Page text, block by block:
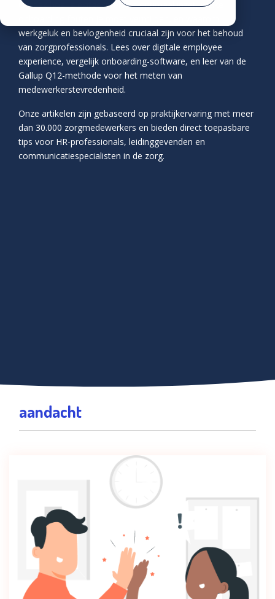
Community
Demo
aanvragen
Community
Ontdek hoe je exitgesprekken optimaal inzet, welke
werkgeluk en bevlogenheid cruciaal zijn voor het behoud
van zorgprofessionals. Lees over digitale employee
experience, vergelijk onboarding-software, en leer van de
Gallup Q12-methode voor het meten van
medewerkerstevredenheid.
Onze artikelen zijn gebaseerd op praktijkervaring met meer
dan 30.000 zorgmedewerkers en bieden direct toepasbare
tips voor HR-professionals, leidinggevenden en
communicatiespecialisten in de zorg.
aandacht